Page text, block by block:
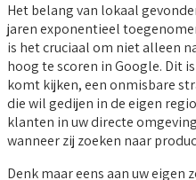
Het belang van lokaal
jaren exponentieel
is het cruciaal om niet alleen
hoog te scoren in Google. Dit
komt kijken, een onmisbare
die wil gedijen in de eigen
klanten in uw directe
wanneer zij zoeken naar
Denk maar eens aan uw eigen